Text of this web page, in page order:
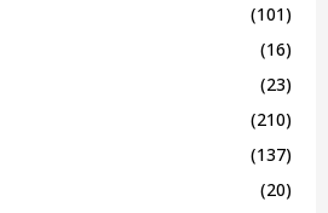
(101)
(16)
(23)
(210)
(137)
(20)